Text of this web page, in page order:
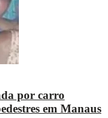
por carro
em Manaus